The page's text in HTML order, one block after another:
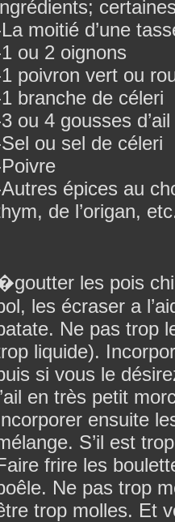
moitié d’une
ou 2 oignons
poivron vert ou
branche de céleri
ou 4 gousses d’ail
ou sel de céleri
épices au
de l’origan,
les pois
les écraser a
Ne pas trop
liquide).
si vous le
en très petit
ensuite
S’il est
frire les
Ne pas trop
trop molles. Et